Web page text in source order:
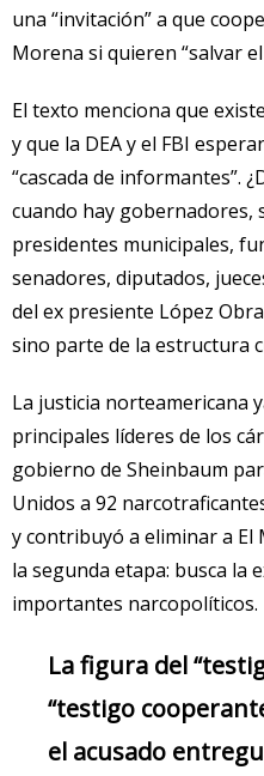
una “invitación” a que
Morena si quieren “salvar
El texto menciona que
y que la DEA y el FBI
“cascada de informantes”.
cuando hay gobernadores,
presidentes municipales,
senadores, diputados,
del ex presiente López
sino parte de la estructura
La justicia norteamericana
principales líderes de los
gobierno de Sheinbaum
Unidos a 92
y contribuyó a eliminar a
la segunda etapa: busca la
importantes narcopolíticos.
La figura del
“testigo
el acusado